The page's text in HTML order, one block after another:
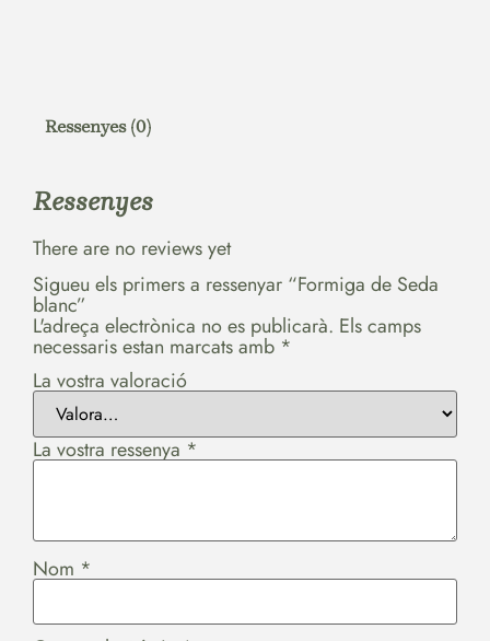
Ressenyes (0)
Ressenyes
There are no reviews yet
Sigueu els primers a ressenyar “Formiga de Seda
blanc”
L'adreça electrònica no es publicarà. Els camps
necessaris estan marcats amb *
La vostra valoració
La vostra ressenya *
Nom *